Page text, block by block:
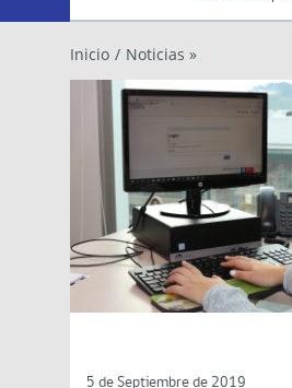
Inicio / Noticias »
5 de Septiembre de 2019